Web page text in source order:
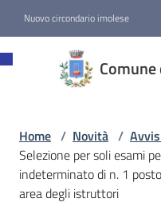
Nuovo circondario imolese
Amministrazione
Novità
Home / Novità /
Selezione per soli esami
indeterminato di n. 1
area degli istruttori